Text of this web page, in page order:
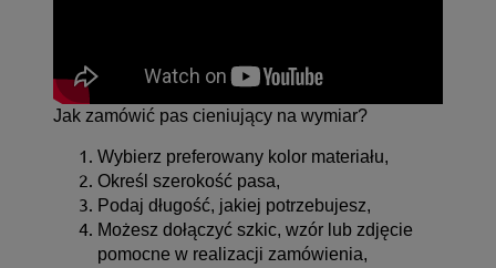
Jak zamówić pas cieniujący na wymiar?
Wybierz preferowany kolor materiału,
Określ szerokość pasa,
Podaj długość, jakiej potrzebujesz,
Możesz dołączyć szkic, wzór lub zdjęcie
pomocne w realizacji zamówienia,